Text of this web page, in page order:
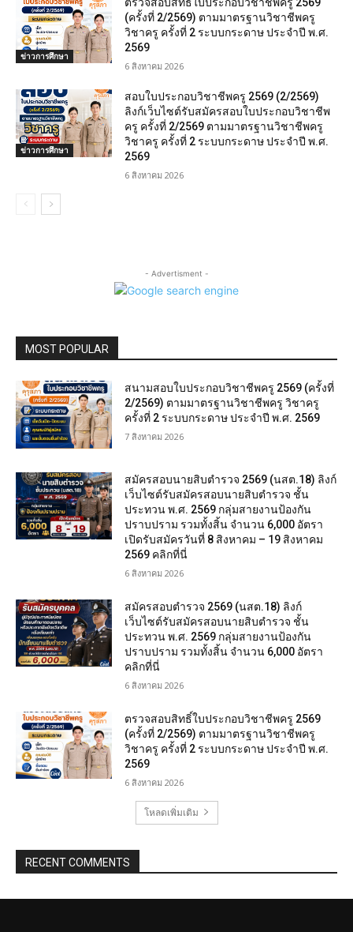
ข่าวการศึกษา
(ครั้งที่ 2/2569) ตามมาตรฐานวิชาชีพครู
วิชาครู ครั้งที่ 2 ระบบกระดาษ ประจำปี พ.ศ.
2569
6 สิงหาคม 2026
ข่าวการศึกษา
สอบใบประกอบวิชาชีพครู 2569 (2/2569)
ลิงก์เว็บไซต์รับสมัครสอบใบประกอบวิชาชีพ
ครู ครั้งที่ 2/2569 ตามมาตรฐานวิชาชีพครู
วิชาครู ครั้งที่ 2 ระบบกระดาษ ประจำปี พ.ศ.
2569
6 สิงหาคม 2026
- Advertisment -
MOST POPULAR
สนามสอบใบประกอบวิชาชีพครู 2569 (ครั้งที่
2/2569) ตามมาตรฐานวิชาชีพครู วิชาครู
ครั้งที่ 2 ระบบกระดาษ ประจำปี พ.ศ. 2569
7 สิงหาคม 2026
สมัครสอบนายสิบตำรวจ 2569 (นสต.18) ลิงก์
เว็บไซต์รับสมัครสอบนายสิบตำรวจ ชั้น
ประทวน พ.ศ. 2569 กลุ่มสายงานป้องกัน
ปราบปราม รวมทั้งสิ้น จำนวน 6,000 อัตรา
เปิดรับสมัครวันที่ 8 สิงหาคม – 19 สิงหาคม
2569 คลิกที่นี่
6 สิงหาคม 2026
สมัครสอบตํารวจ 2569 (นสต.18) ลิงก์
เว็บไซต์รับสมัครสอบนายสิบตำรวจ ชั้น
ประทวน พ.ศ. 2569 กลุ่มสายงานป้องกัน
ปราบปราม รวมทั้งสิ้น จำนวน 6,000 อัตรา
คลิกที่นี่
6 สิงหาคม 2026
ตรวจสอบสิทธิ์ใบประกอบวิชาชีพครู 2569
(ครั้งที่ 2/2569) ตามมาตรฐานวิชาชีพครู
วิชาครู ครั้งที่ 2 ระบบกระดาษ ประจำปี พ.ศ.
2569
6 สิงหาคม 2026
โหลดเพิ่มเติม
RECENT COMMENTS